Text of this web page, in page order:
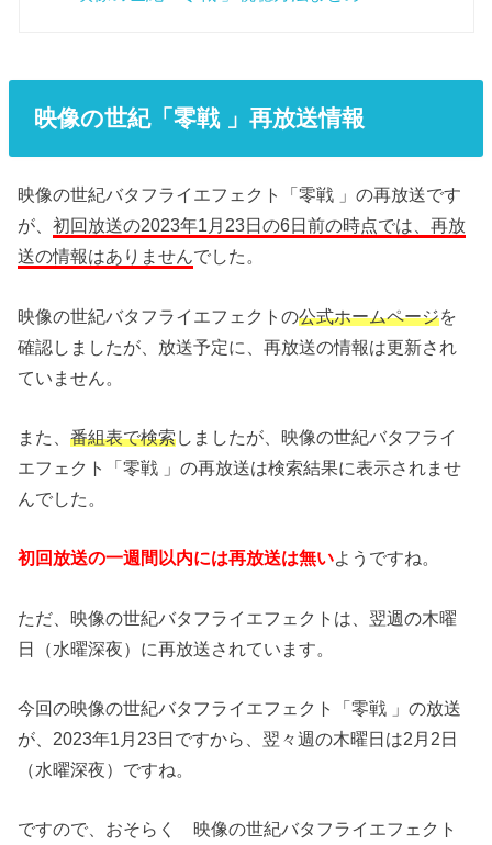
映像の世紀「零戦 」再放送情報
映像の世紀バタフライエフェクト「零戦 」の再放送です
が、初回放送の2023年1月23日の6日前の時点では、再放
送の情報はありませんでした。
映像の世紀バタフライエフェクトの公式ホームページを
確認しましたが、放送予定に、再放送の情報は更新され
ていません。
また、番組表で検索しましたが、映像の世紀バタフライ
エフェクト「零戦 」の再放送は検索結果に表示されませ
んでした。
初回放送の一週間以内には再放送は無いようですね。
ただ、映像の世紀バタフライエフェクトは、翌週の木曜
日（水曜深夜）に再放送されています。
今回の映像の世紀バタフライエフェクト「零戦 」の放送
が、2023年1月23日ですから、翌々週の木曜日は2月2日
（水曜深夜）ですね。
ですので、おそらく 映像の世紀バタフライエフェクト